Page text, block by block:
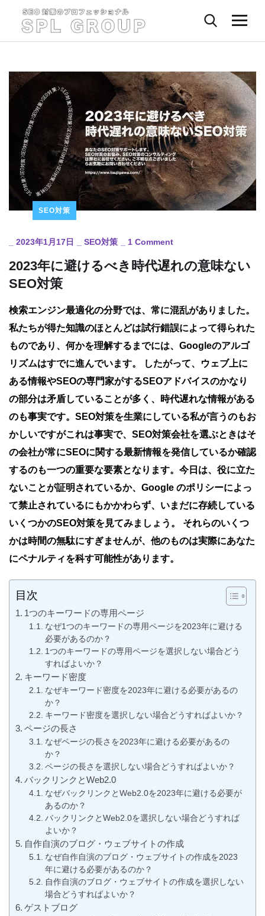
SEO対策
2023年1月17日 SEO対策 1 Comment
2023年に避けるべき時代遅れの意味ない
SEO対策
検索エンジン最適化の分野では、常に混乱がありました。
私たちが得た知識のほとんどは試行錯誤によって得られた
ものであり、何かを理解するまでには、Googleのアルゴ
リズムはすでに進んでいます。 したがって、ウェブ上に
ある情報やSEOの専門家がするSEOアドバイスのかなり
の部分は矛盾していることが多く、時代遅れな情報がある
のも事実です。SEO対策を生業にしている私が言うのもお
かしいですがこれは事実で、SEO対策会社を選ぶときはそ
の会社が常にSEOに関する最新情報を発信しているか確認
するのも一つの重要な要素となります。今日は、役に立た
ないことが証明されているか、Google のポリシーによっ
て禁止されているにもかかわらず、いまだに存続している
いくつかのSEO対策を見てみましょう。 それらのいくつ
かは時間の無駄にすぎませんが、他のものは実際にあなた
にペナルティを科す可能性があります。
目次
1つのキーワードの専用ページ
なぜ1つのキーワードの専用ページを2023年に避ける
必要があるのか？
1つのキーワードの専用ページを選択しない場合どう
すればよいか？
キーワード密度
なぜキーワード密度を2023年に避ける必要があるの
か？
キーワード密度を選択しない場合どうすればよいか？
ページの長さ
なぜページの長さを2023年に避ける必要があるの
か？
ページの長さを選択しない場合どうすればよいか？
バックリンクとWeb2.0
なぜバックリンクとWeb2.0を2023年に避ける必要が
あるのか？
バックリンクとWeb2.0を選択しない場合どうすれば
よいか？
自作自演のブログ・ウェブサイトの作成
なぜ自作自演のブログ・ウェブサイトの作成を2023
年に避ける必要があるのか？
自作自演のブログ・ウェブサイトの作成を選択しない
場合どうすればよいか？
ゲストブログ